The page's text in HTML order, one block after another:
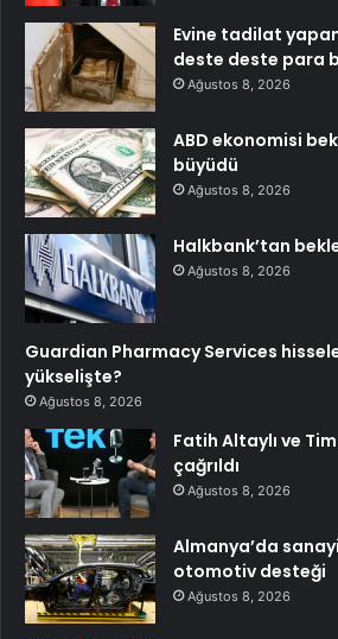
Evine tadilat
deste deste para
Ağustos 8, 2026
ABD ekonomisi
büyüdü
Ağustos 8, 2026
Halkbank’tan
Ağustos 8, 2026
Guardian Pharmacy Services
yükselişte?
Ağustos 8, 2026
Fatih Altaylı ve
çağrıldı
Ağustos 8, 2026
Almanya’da
otomotiv desteği
Ağustos 8, 2026